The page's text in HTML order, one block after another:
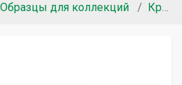
Образцы для коллекций Крокоит